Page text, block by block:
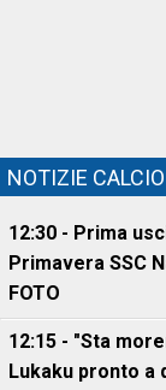
NOTIZIE
12:30 - Prima
Primavera SSC
FOTO
12:15 - "Sta
Lukaku pronto a